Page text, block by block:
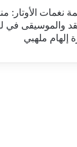
نغمات الأوتار:
والموسيقى في
إلهام ملهبي